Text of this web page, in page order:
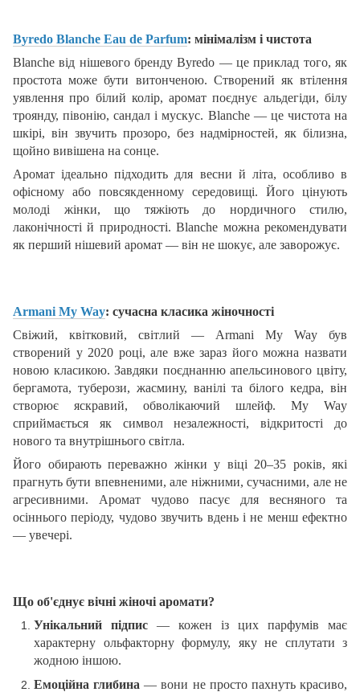
Byredo Blanche Eau de Parfum: мінімалізм і чистота
Blanche від нішевого бренду Byredo — це приклад того, як
простота може бути витонченою. Створений як втілення
уявлення про білий колір, аромат поєднує альдегіди, білу
троянду, півонію, сандал і мускус. Blanche — це чистота на
шкірі, він звучить прозоро, без надмірностей, як білизна,
щойно вивішена на сонце.
Аромат ідеально підходить для весни й літа, особливо в
офісному або повсякденному середовищі. Його цінують
молоді жінки, що тяжіють до нордичного стилю,
лаконічності й природності. Blanche можна рекомендувати
як перший нішевий аромат — він не шокує, але заворожує.
Armani My Way: сучасна класика жіночності
Свіжий, квітковий, світлий — Armani My Way був
створений у 2020 році, але вже зараз його можна назвати
новою класикою. Завдяки поєднанню апельсинового цвіту,
бергамота, туберози, жасмину, ванілі та білого кедра, він
створює яскравий, обволікаючий шлейф. My Way
сприймається як символ незалежності, відкритості до
нового та внутрішнього світла.
Його обирають переважно жінки у віці 20–35 років, які
прагнуть бути впевненими, але ніжними, сучасними, але не
агресивними. Аромат чудово пасує для весняного та
осіннього періоду, чудово звучить вдень і не менш ефектно
— увечері.
Що об'єднує вічні жіночі аромати?
Унікальний підпис — кожен із цих парфумів має
характерну ольфакторну формулу, яку не сплутати з
жодною іншою.
Емоційна глибина — вони не просто пахнуть красиво,